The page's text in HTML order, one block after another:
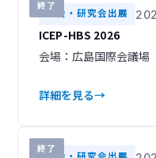
終了
学会・研究会出展
ICEP-HBS 2026
会場：広島国際会議場
詳細を見る
終了